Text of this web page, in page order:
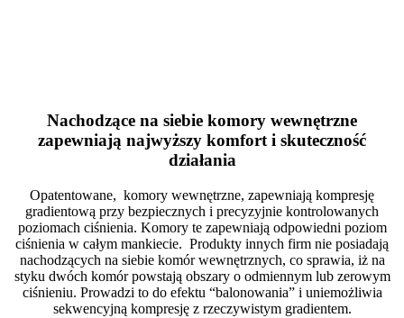
Nachodzące na siebie komory wewnętrzne
zapewniają najwyższy komfort i skuteczność
działania
Opatentowane, komory wewnętrzne, zapewniają kompresję
gradientową przy bezpiecznych i precyzyjnie kontrolowanych
poziomach ciśnienia. Komory te zapewniają odpowiedni poziom
ciśnienia w całym mankiecie. Produkty innych firm nie posiadają
nachodzących na siebie komór wewnętrznych, co sprawia, iż na
styku dwóch komór powstają obszary o odmiennym lub zerowym
ciśnieniu. Prowadzi to do efektu “balonowania” i uniemożliwia
sekwencyjną kompresję z rzeczywistym gradientem.